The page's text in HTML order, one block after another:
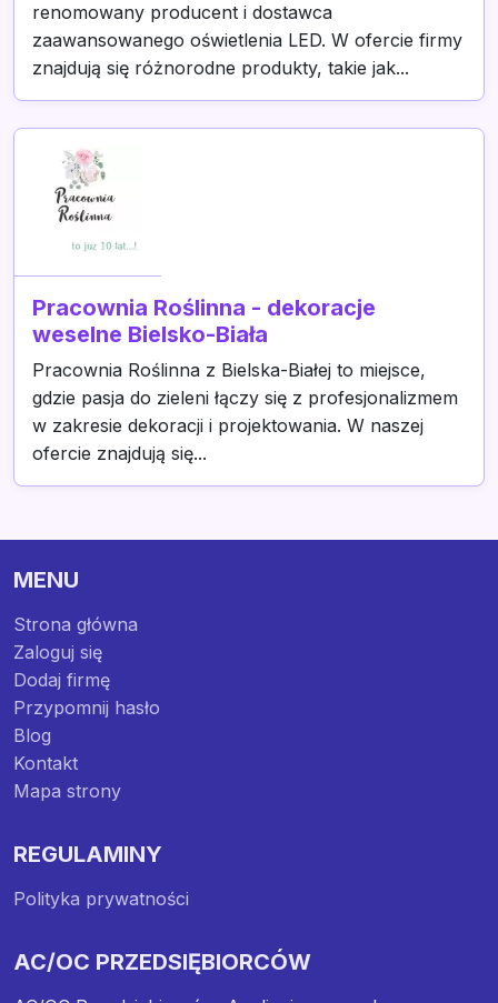
renomowany producent i dostawca
zaawansowanego oświetlenia LED. W ofercie firmy
znajdują się różnorodne produkty, takie jak...
Pracownia Roślinna - dekoracje
weselne Bielsko-Biała
Pracownia Roślinna z Bielska-Białej to miejsce,
gdzie pasja do zieleni łączy się z profesjonalizmem
w zakresie dekoracji i projektowania. W naszej
ofercie znajdują się...
MENU
Strona główna
Zaloguj się
Dodaj firmę
Przypomnij hasło
Blog
Kontakt
Mapa strony
REGULAMINY
Polityka prywatności
AC/OC PRZEDSIĘBIORCÓW